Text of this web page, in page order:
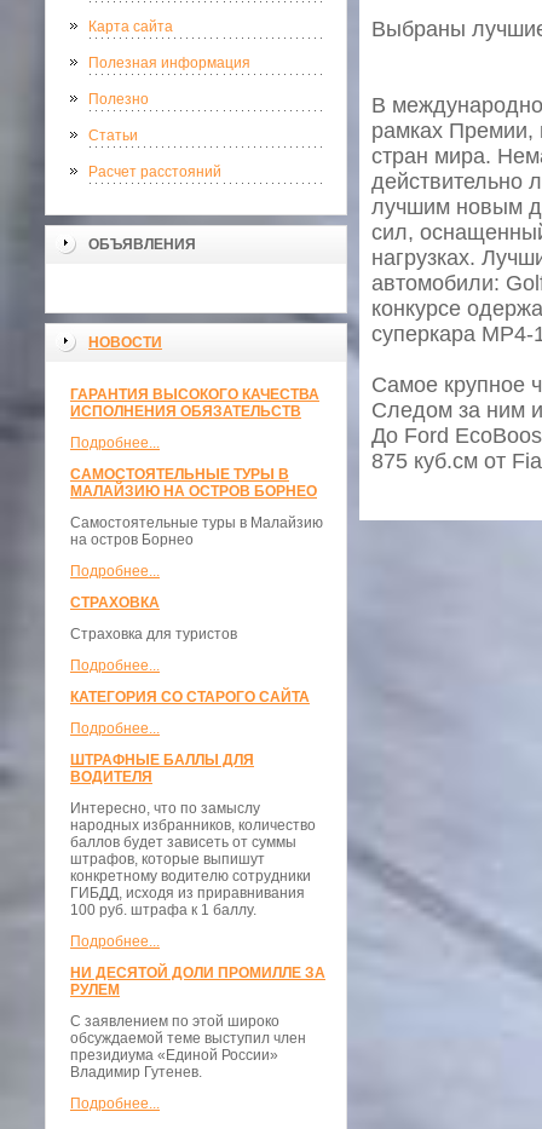
Карта сайта
Полезная информация
Полезно
Статьи
Расчет расстояний
ОБЪЯВЛЕНИЯ
НОВОСТИ
ГАРАНТИЯ ВЫСОКОГО КАЧЕСТВА
ИСПОЛНЕНИЯ ОБЯЗАТЕЛЬСТВ
Подробнее...
САМОСТОЯТЕЛЬНЫЕ ТУРЫ В
МАЛАЙЗИЮ НА ОСТРОВ БОРНЕО
Самостоятельные туры в Малайзию
на остров Борнео
Подробнее...
СТРАХОВКА
Страховка для туристов
Подробнее...
КАТЕГОРИЯ СО СТАРОГО САЙТА
Подробнее...
ШТРАФНЫЕ БАЛЛЫ ДЛЯ
ВОДИТЕЛЯ
Интересно, что по замыслу
народных избранников, количество
баллов будет зависеть от суммы
штрафов, которые выпишут
конкретному водителю сотрудники
ГИБДД, исходя из приравнивания
100 руб. штрафа к 1 баллу.
Подробнее...
НИ ДЕСЯТОЙ ДОЛИ ПРОМИЛЛЕ ЗА
РУЛЕМ
С заявлением по этой широко
обсуждаемой теме выступил член
президиума «Единой России»
Владимир Гутенев.
Подробнее...
Выбраны
В
рамках Премии,
стран мира.
действительно
лучшим новым
сил,
нагрузках.
автомобили:
конкурсе
суперкара MP4-
Самое крупное
Следом за ним
До Ford
875 куб.см от